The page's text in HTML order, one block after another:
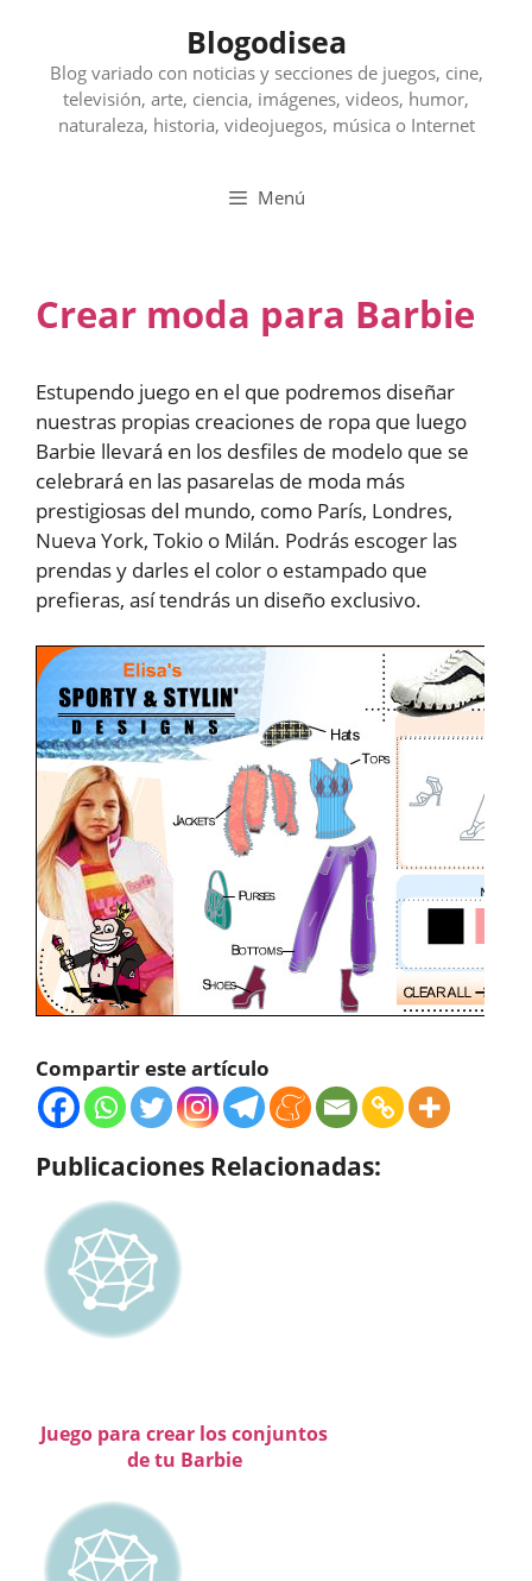
contenido
Blogodisea
Blog variado con noticias y secciones de juegos, cine,
televisión, arte, ciencia, imágenes, videos, humor,
naturaleza, historia, videojuegos, música o Internet
Menú
Crear moda para Barbie
Estupendo juego en el que podremos diseñar
nuestras propias creaciones de ropa que luego
Barbie llevará en los desfiles de modelo que se
celebrará en las pasarelas de moda más
prestigiosas del mundo, como París, Londres,
Nueva York, Tokio o Milán. Podrás escoger las
prendas y darles el color o estampado que
prefieras, así tendrás un diseño exclusivo.
Compartir este artículo
Publicaciones Relacionadas:
Juego para crear los conjuntos
de tu Barbie